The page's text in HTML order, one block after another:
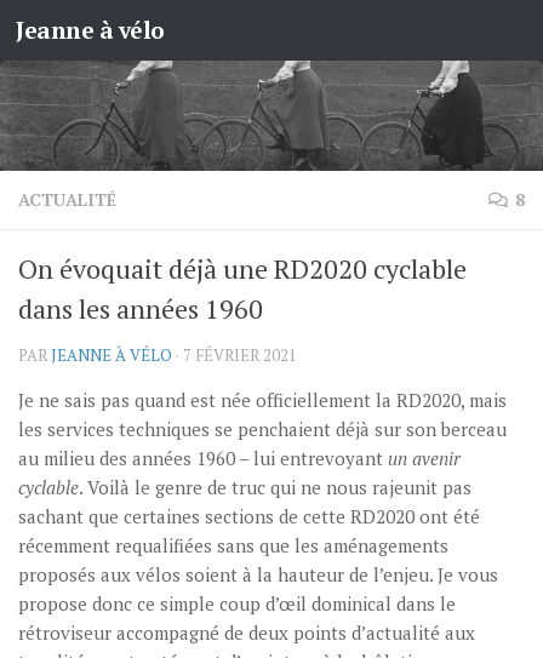
Skip to content
Jeanne à vélo
ACTUALITÉ 8
On évoquait déjà une RD2020 cyclable
dans les années 1960
PARJEANNE À VÉLO · 7 FÉVRIER 2021
Je ne sais pas quand est née officiellement la RD2020, mais
les services techniques se penchaient déjà sur son berceau
au milieu des années 1960 – lui entrevoyant un avenir
cyclable. Voilà le genre de truc qui ne nous rajeunit pas
sachant que certaines sections de cette RD2020 ont été
récemment requalifiées sans que les aménagements
proposés aux vélos soient à la hauteur de l’enjeu. Je vous
propose donc ce simple coup d’œil dominical dans le
rétroviseur accompagné de deux points d’actualité aux